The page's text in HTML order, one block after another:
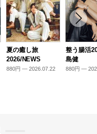
夏の癒し旅
2026/NEWS
880円 — 2026.07.22
整う腸活
島健
880円 —